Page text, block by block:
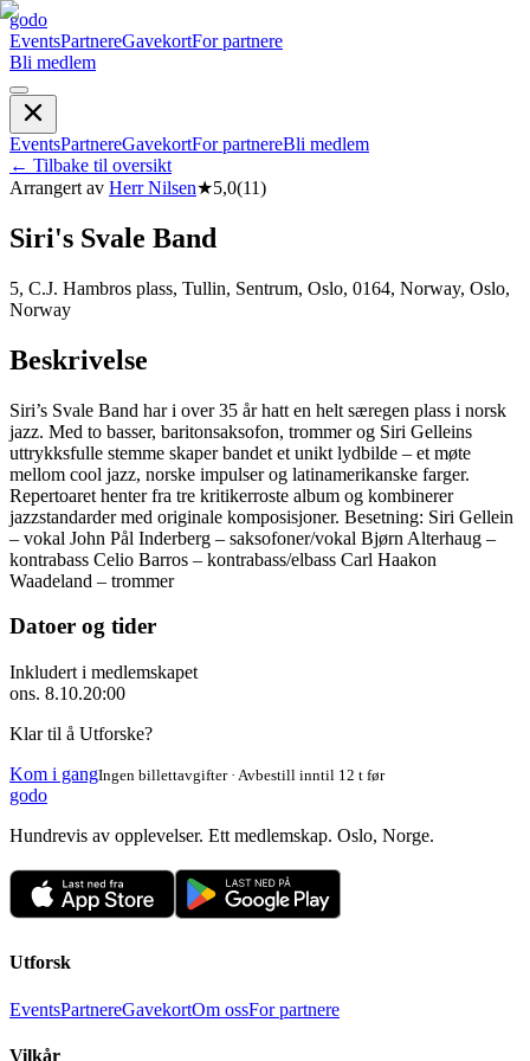
godo
EventsPartnereGavekortFor partnere
Bli medlem
EventsPartnereGavekortFor partnereBli medlem
← Tilbake til oversikt
Arrangert av Herr Nilsen★5,0(11)
Siri's Svale Band
5, C.J. Hambros plass, Tullin, Sentrum, Oslo, 0164, Norway, Oslo,
Norway
Beskrivelse
Siri’s Svale Band har i over 35 år hatt en helt særegen plass i norsk
jazz. Med to basser, baritonsaksofon, trommer og Siri Gelleins
uttrykksfulle stemme skaper bandet et unikt lydbilde – et møte
mellom cool jazz, norske impulser og latinamerikanske farger.
Repertoaret henter fra tre kritikerroste album og kombinerer
jazzstandarder med originale komposisjoner. Besetning: Siri Gellein
– vokal John Pål Inderberg – saksofoner/vokal Bjørn Alterhaug –
kontrabass Celio Barros – kontrabass/elbass Carl Haakon
Waadeland – trommer
Datoer og tider
Inkludert i medlemskapet
ons. 8.10.20:00
Klar til å Utforske?
Kom i gangIngen billettavgifter · Avbestill inntil 12 t før
godo
Hundrevis av opplevelser. Ett medlemskap. Oslo, Norge.
Utforsk
EventsPartnereGavekortOm ossFor partnere
Vilkår